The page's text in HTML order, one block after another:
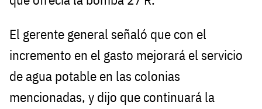
El gerente general señaló que con el
incremento en el gasto mejorará el servicio
de agua potable en las colonias
mencionadas, y dijo que continuará la